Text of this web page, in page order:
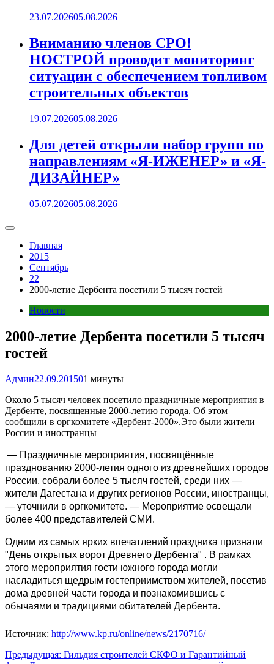
23.07.202605.08.2026
Вниманию членов СРО!
НОСТРОЙ проводит мониторинг
ситуации с обеспечением топливом
строительных объектов
19.07.202605.08.2026
Для детей открыли набор групп по
направлениям «Я-ИЖЕНЕР» и «Я-
ДИЗАЙНЕР»
05.07.202605.08.2026
Главная
2015
Сентябрь
22
2000-летие Дербента посетили 5 тысяч гостей
Новости
2000-летие Дербента посетили 5 тысяч
гостей
Админ22.09.201501 минуты
Около 5 тысяч человек посетило праздничные мероприятия в
Дербенте, посвященные 2000-летию города. Об этом
сообщили в оргкомитете «Дербент-2000».Это были жители
России и иностранцы
— Праздничные мероприятия, посвящённые
празднованию 2000-летия одного из древнейших городов
России, собрали более 5 тысяч гостей, среди них —
жители Дагестана и других регионов России, иностранцы,
— уточнили в оргкомитете. — Мероприятие освещали
более 400 представителей СМИ.
Одним из самых ярких впечатлений праздника признали
"День открытых ворот Древнего Дербента" . В рамках
этого мероприятия гости южного города могли
насладиться щедрым гостеприимством жителей, посетив
дома древней части города и познакомившись с
обычаями и традициями обитателей Дербента.
Источник: http://www.kp.ru/online/news/2170716/
Навигация
Предыдущая: Гильдия строителей СКФО и Гарантийный